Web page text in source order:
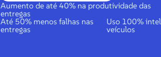
Aumento de até 40% na produtividade das
entregas
Até 50% menos falhas nas
entregas
Uso 100%
veículos